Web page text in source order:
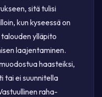
sitä tulisi
kun kyseessä on
ylläpito
laajentaminen.
haasteiksi,
tai ei suunnitella
raha-